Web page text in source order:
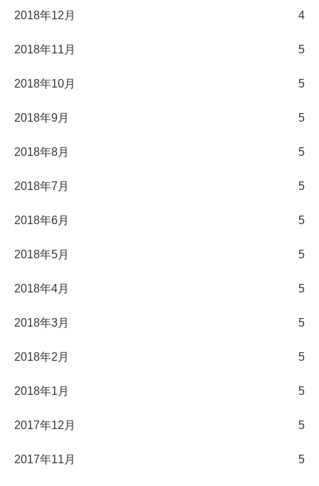
2018年12月 4
2018年11月 5
2018年10月 5
2018年9月 5
2018年8月 5
2018年7月 5
2018年6月 5
2018年5月 5
2018年4月 5
2018年3月 5
2018年2月 5
2018年1月 5
2017年12月 5
2017年11月 5